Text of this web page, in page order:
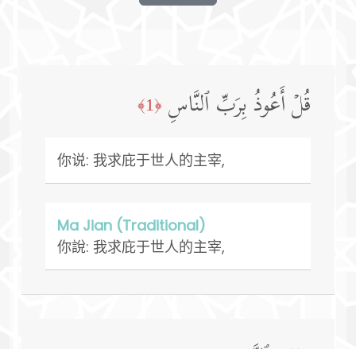
قُلۡ أَعُوذُ بِرَبِّ ٱلنَّاسِ ﴿1﴾
你说: 我求庇于世人的主宰,
Ma Jian (Traditional)
你說: 我求庇于世人的主宰,